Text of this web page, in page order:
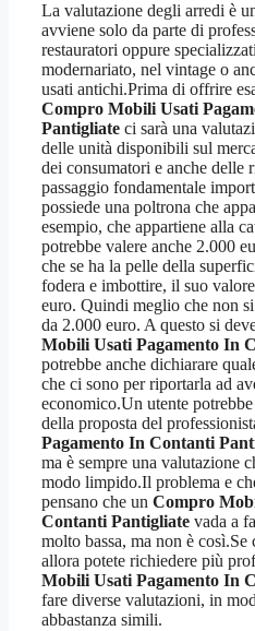
La valutazione degli arredi è
avviene solo da parte di
restauratori oppure
modernariato, nel vintage o
usati antichi.Prima di offrire
Compro Mobili Usati
Pantigliate ci sarà una
delle unità disponibili sul
dei consumatori e anche delle
passaggio fondamentale
possiede una poltrona che
esempio, che appartiene alla
potrebbe valere anche 2.000
che se ha la pelle della
fodera e imbottire, il suo
euro. Quindi meglio che non
da 2.000 euro. A questo si
Mobili Usati Pagamento In
potrebbe anche dichiarare
che ci sono per riportarla ad
economico.Un utente
della proposta del
Pagamento In Contanti
ma è sempre una valutazione
modo limpido.Il problema e
pensano che un Compro
Contanti Pantigliate vada a
molto bassa, ma non è
allora potete richiedere più
Mobili Usati Pagamento In
fare diverse valutazioni, in
abbastanza simili.